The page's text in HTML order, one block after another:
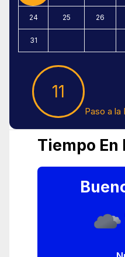
24 25 26
31
11
Paso a la
Tiempo En